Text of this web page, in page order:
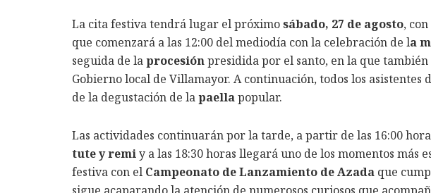
La cita festiva tendrá lugar el próximosábado, 27 de agosto,
que comenzará a las 12:00 del mediodía con la celebración de la
seguida de laprocesiónpresidida por el santo, en la que
Gobierno local de Villamayor. A continuación, todos los
de la degustación de lapaellapopular.
Las actividades continuarán por la tarde, a partir de las 16:00
tute y remiy a las 18:30 horas llegará uno de los momentos más
festiva con el Campeonato de Lanzamiento de Azada que